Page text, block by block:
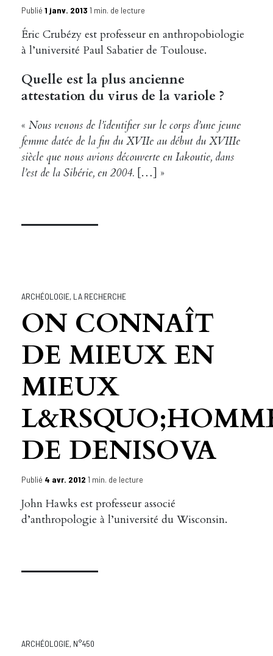
Publié1 janv. 20131 min. de lecture
Éric Crubézy est professeur en anthropobiologie
à l’université Paul Sabatier de Toulouse.
Quelle est la plus ancienne
attestation du virus de la variole ?
«Nous venons de l’identifier sur le corps d’une jeune
femme datée de la fin du XVIIe au début du XVIIIe
siècle que nous avions découverte en Iakoutie, dans
l’est de la Sibérie, en 2004. […] »
ARCHÉOLOGIE, LA RECHERCHE
ON CONNAÎT
DE MIEUX EN
MIEUX
DE DENISOVA
Publié 4 avr. 20121 min. de lecture
John Hawks est professeur associé
d’anthropologie à l’université du Wisconsin.
ARCHÉOLOGIE, N°450